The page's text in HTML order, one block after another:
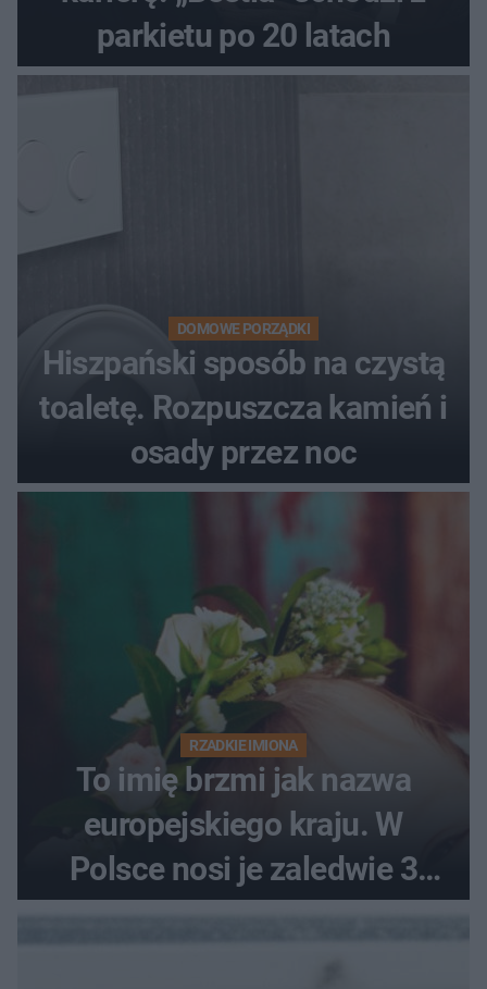
parkietu po 20 latach
DOMOWE PORZĄDKI
Hiszpański sposób na czystą
toaletę. Rozpuszcza kamień i
osady przez noc
RZADKIE IMIONA
To imię brzmi jak nazwa
europejskiego kraju. W
Polsce nosi je zaledwie 3
kobiety